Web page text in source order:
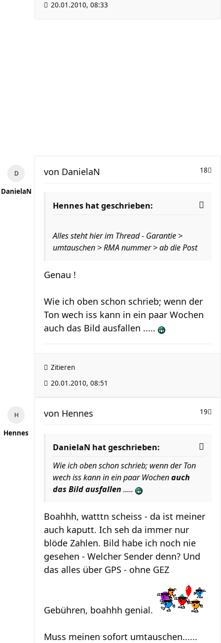
20.01.2010, 08:33
DanielaN
18
von DanielaN
Hennes hat geschrieben:
Alles steht hier im Thread - Garantie >
umtauschen > RMA nummer > ab die Post
Genau !
Wie ich oben schon schrieb; wenn der
Ton wech iss kann in ein paar Wochen
auch das Bild ausfallen .....
Zitieren
20.01.2010, 08:51
Hennes
19
von Hennes
DanielaN hat geschrieben:
Wie ich oben schon schrieb; wenn der Ton
wech iss kann in ein paar Wochenauch
das Bild ausfallen .....
Boahhh, watttn scheiss - da ist meiner
auch kaputt. Ich seh da immer nur
blöde Zahlen. Bild habe ich noch nie
gesehen - Welcher Sender denn? Und
das alles über GPS - ohne GEZ
Gebühren, boahhh genial.
Muss meinen sofort umtauschen......